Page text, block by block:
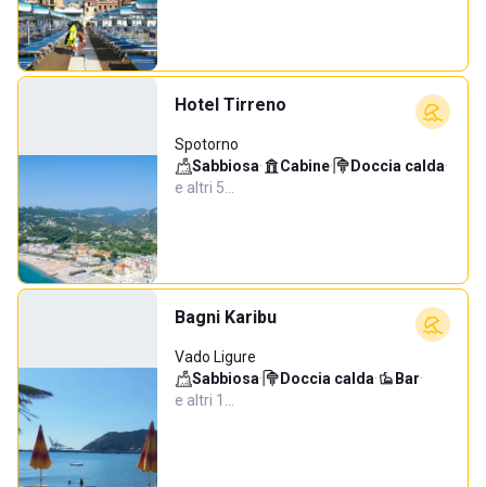
Hotel Tirreno
Spotorno
Sabbiosa· Cabine· Doccia calda·
e altri 5…
Bagni Karibu
Vado Ligure
Sabbiosa· Doccia calda· Bar·
e altri 1…